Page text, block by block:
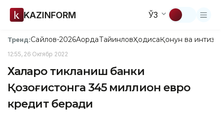
KAZINFORM ЎЗ
Тренд:Сайлов-2026АқордаТайинловҲодисаҚонун ва
12:55, 26 Октябр 2022
Халқаро тикланиш банки
Қозоғистонга 345 миллион евро
кредит беради